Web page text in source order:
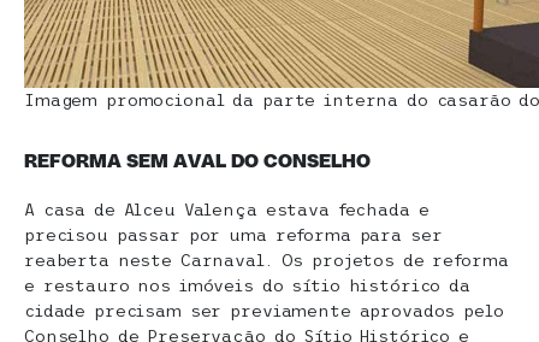
Imagem promocional da parte interna do casarão
REFORMA SEM AVAL DO CONSELHO
A casa de Alceu Valença estava fechada e
precisou passar por uma reforma para ser
reaberta neste Carnaval. Os projetos de reforma
e restauro nos imóveis do sítio histórico da
cidade precisam ser previamente aprovados pelo
Conselho de Preservação do Sítio Histórico e